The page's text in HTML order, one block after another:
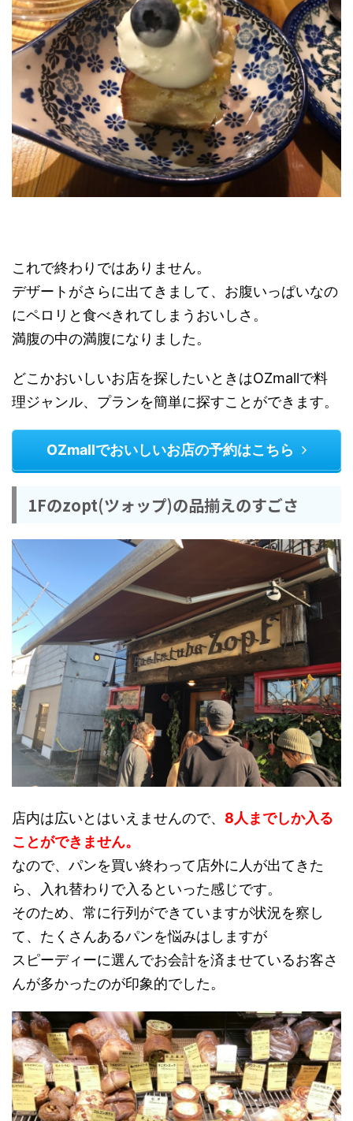
これで終わりではありません。
デザートがさらに出てきまして、お腹いっぱいなの
にペロリと食べきれてしまうおいしさ。
満腹の中の満腹になりました。
どこかおいしいお店を探したいときはOZmallで料
理ジャンル、プランを簡単に探すことができます。
OZmallでおいしいお店の予約はこちら
1Fのzopt(ツォップ)の品揃えのすごさ
店内は広いとはいえませんので、 8人までしか入る
ことができません。
なので、パンを買い終わって店外に人が出てきた
ら、入れ替わりで入るといった感じです。
そのため、常に行列ができていますが状況を察し
て、たくさんあるパンを悩みはしますが
スピーディーに選んでお会計を済ませているお客さ
んが多かったのが印象的でした。